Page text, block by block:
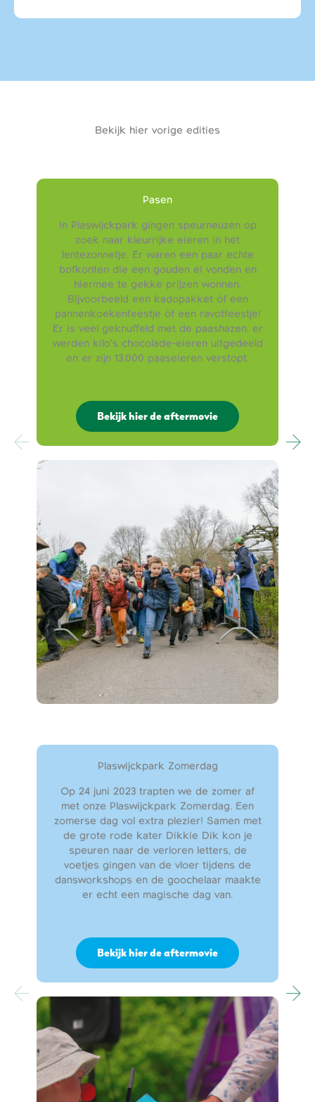
Bekijk hier vorige edities
Pasen
In Plaswijckpark gingen speurneuzen op
zoek naar kleurrijke eieren in het
lentezonnetje. Er waren een paar echte
bofkonten die een gouden ei vonden en
hiermee te gekke prijzen wonnen.
Bijvoorbeeld een kadopakket óf een
pannenkoekenfeestje óf een ravotfeestje!
Er is veel geknuffeld met de paashazen, er
werden kilo’s chocolade-eieren uitgedeeld
en er zijn 13.000 paaseieren verstopt.
Bekijk hier de aftermovie
Plaswijckpark Zomerdag
Op 24 juni 2023 trapten we de zomer af
met onze Plaswijckpark Zomerdag. Een
zomerse dag vol extra plezier! Samen met
de grote rode kater Dikkie Dik kon je
speuren naar de verloren letters, de
voetjes gingen van de vloer tijdens de
dansworkshops en de goochelaar maakte
er echt een magische dag van.
Bekijk hier de aftermovie